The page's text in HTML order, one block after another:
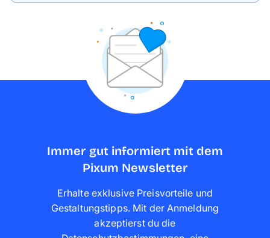
Immer gut informiert mit dem
Pixum Newsletter
Erhalte exklusive Preisvorteile und
Gestaltungstipps. Mit der Anmeldung
akzeptierst du die